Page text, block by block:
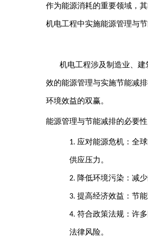
作为能源消耗的重要领域，
机电工程中实施能源管理与
机电工程涉及制造业、
效的能源管理与实施节能减
环境效益的双赢。
能源管理与节能减排的必要性
1. 应对能源危机：全
供应压力。
2. 降低环境污染：减
3.提高经济效益：节
4.符合政策法规：许
法律风险。